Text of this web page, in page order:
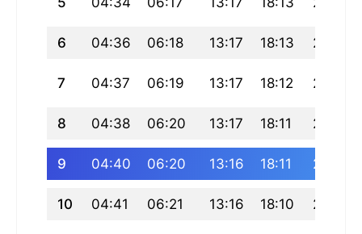
6 04:36 06:18 13:17 18:13 20:16
7 04:37 06:19 13:17 18:12 20:15
8 04:38 06:20 13:17 18:11 20:14
9 04:40 06:20 13:16 18:11 20:12
10 04:41 06:21 13:16 18:10 20:11